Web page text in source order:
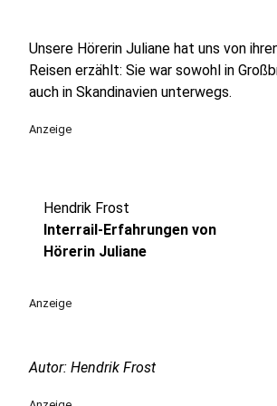
Unsere Hörerin Juliane hat uns von
Reisen erzählt: Sie war sowohl in
auch in Skandinavien unterwegs.
Anzeige
Hendrik Frost
Interrail-Erfahrungen von
Hörerin Juliane
Anzeige
Autor: Hendrik Frost